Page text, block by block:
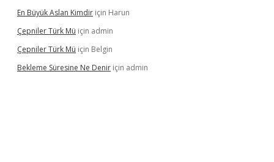
En Büyük Aslan Kimdir için Harun
Çepniler Türk Mü için admin
Çepniler Türk Mü için Belgin
Bekleme Süresine Ne Denir için admin